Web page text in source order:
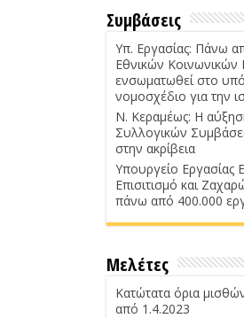
Συμβάσεις
Υπ. Εργασίας: Πάνω
Εθνικών Κοινωνικών
ενσωματωθεί στο
νομοσχέδιο για την
Ν. Κεραμέως: Η
Συλλογικών
στην ακρίβεια
Υπουργείο Εργασίας
Επισιτισμό και
πάνω από 400.000
Μελέτες
Κατώτατα όρια
από 1.4.2023